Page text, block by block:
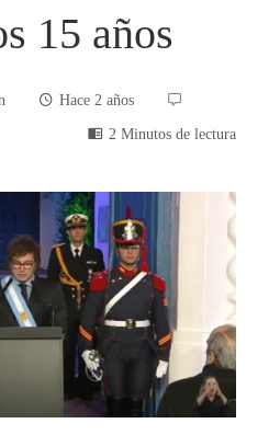
15 años
Hace 2 años
2 Minutos de lectura